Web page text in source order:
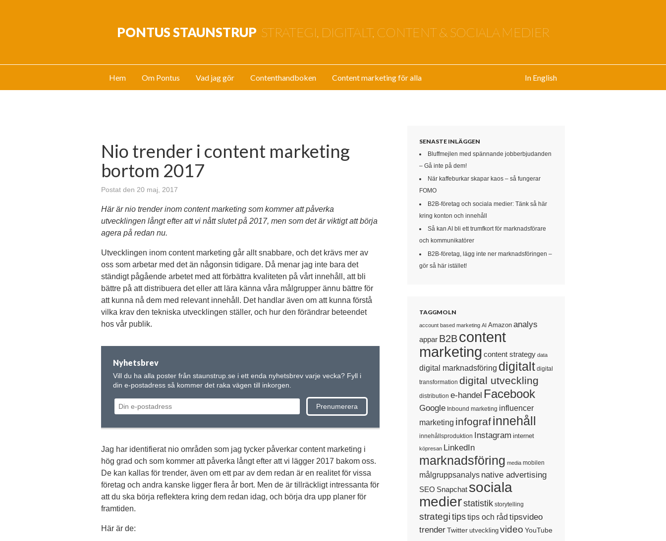
PONTUS STAUNSTRUP STRATEGI, DIGITALT, CONTENT & SOCIALA MEDIER
Hem Om Pontus Vad jag gör Contenthandboken Content marketing för alla In English
Nio trender i content marketing
bortom 2017
Postat den 20 maj, 2017
Här är nio trender inom content marketing som kommer att påverka
utvecklingen långt efter att vi nått slutet på 2017, men som det är viktigt att börja
agera på redan nu.
Utvecklingen inom content marketing går allt snabbare, och det krävs mer av
oss som arbetar med det än någonsin tidigare. Då menar jag inte bara det
ständigt pågående arbetet med att förbättra kvaliteten på vårt innehåll, att bli
bättre på att distribuera det eller att lära känna våra målgrupper ännu bättre för
att kunna nå dem med relevant innehåll. Det handlar även om att kunna förstå
vilka krav den tekniska utvecklingen ställer, och hur den förändrar beteendet
hos vår publik.
Nyhetsbrev
Vill du ha alla poster från staunstrup.se i ett enda nyhetsbrev varje vecka? Fyll i
din e-postadress så kommer det raka vägen till inkorgen.
Jag har identifierat nio områden som jag tycker påverkar content marketing i
hög grad och som kommer att påverka långt efter att vi lägger 2017 bakom oss.
De kan kallas för trender, även om ett par av dem redan är en realitet för vissa
företag och andra kanske ligger flera år bort. Men de är tillräckligt intressanta för
att du ska börja reflektera kring dem redan idag, och börja dra upp planer för
framtiden.
Här är de:
SENASTE INLÄGGEN
Bluffmejlen med spännande jobberbjudanden
– Gå inte på dem!
När kaffeburkar skapar kaos – så fungerar
FOMO
B2B-företag och sociala medier: Tänk så här
kring konton och innehåll
Så kan AI bli ett trumfkort för marknadsförare
och kommunikatörer
B2B-företag, lägg inte ner marknadsföringen –
gör så här istället!
TAGGMOLN
account based marketing AI Amazon analys
appar B2Bcontent
marketing content strategy data
digital marknadsföring digitalt digital
transformation digital utveckling
distribution e-handel Facebook
Google Inbound marketing influencer
marketing infografinnehåll
innehållsproduktion Instagram internet
köpresan LinkedIn
marknadsföring media mobilen
målgruppsanalys native advertising
SEO Snapchat sociala
medierstatistik storytelling
strategi tipstips och råd tipsvideo
trender Twitter utveckling video YouTube